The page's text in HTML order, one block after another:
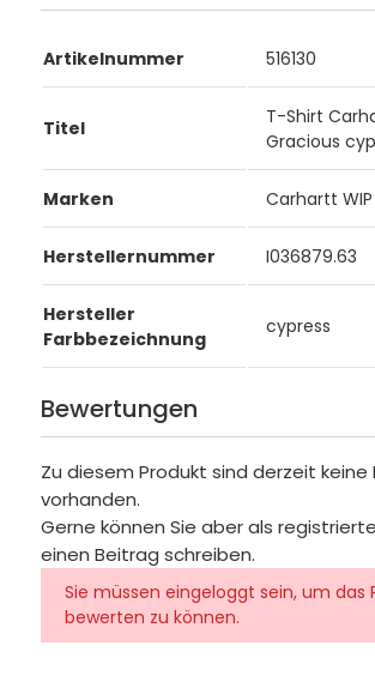
Artikelnummer 516130
Titel
T-Shirt
Gracious
Marken Carhartt WIP
Herstellernummer I036879.63
Hersteller
Farbbezeichnung
cypress
Bewertungen
Zu diesem Produkt sind derzeit
vorhanden.
Gerne können Sie aber als
einen Beitrag schreiben.
Sie müssen eingeloggt sein, um das
bewerten zu können.